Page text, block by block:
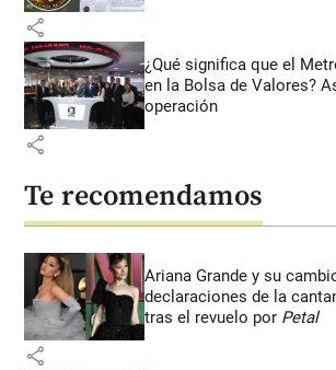
share
¿Qué significa que el
en la Bolsa de Valores?
operación
share
Te recomendamos
Ariana Grande y su
declaraciones de la
tras el revuelo por Petal
share